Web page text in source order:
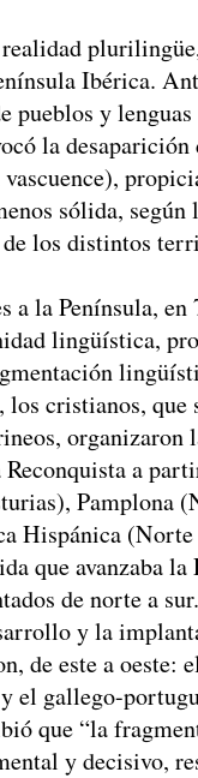
Ibérica.
pueblos y
la desaparición
sólida,
los distintos
a la Península,
lingüística,
cristianos,
organizaron
a
Pamplona
Hispánica
que avanzaba la
de norte a
y la
de este a oeste:
el gallego-
que “la
y decisivo,